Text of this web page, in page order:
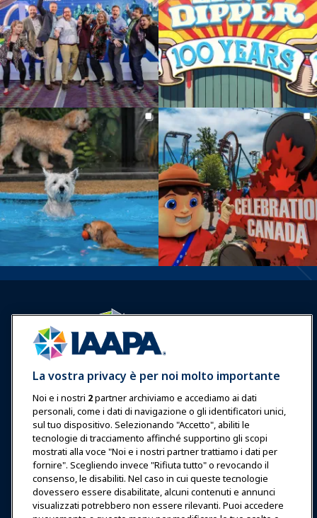
Unisciti ora
Premi Carriere
Contatto
Esposizioni & Eventi
Notizie & Funworld
Educazione
La vostra privacy è per noi molto importante
Noi e i nostri 2partner archiviamo e accediamo ai dati
personali, come i dati di navigazione o gli identificatori unici,
sul tuo dispositivo. Selezionando "Accetto", abiliti le
tecnologie di tracciamento affinché supportino gli scopi
mostrati alla voce "Noi e i nostri partner trattiamo i dati per
fornire". Scegliendo invece "Rifiuta tutto" o revocando il
consenso, le disabiliti. Nel caso in cui queste tecnologie
dovessero essere disabilitate, alcuni contenuti e annunci
visualizzati potrebbero non essere rilevanti. Puoi accedere